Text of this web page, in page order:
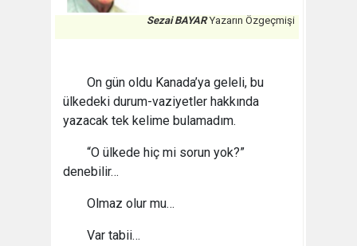
Sezai BAYAR Yazarın Özgeçmişi
On gün oldu Kanada’ya geleli, bu
ülkedeki durum-vaziyetler hakkında
yazacak tek kelime bulamadım.
“O ülkede hiç mi sorun yok?”
denebilir…
Olmaz olur mu…
Var tabii…